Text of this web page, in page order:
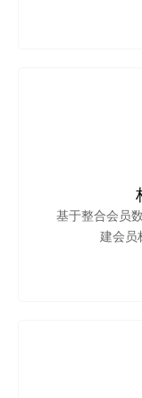
基于整合会员
建会员